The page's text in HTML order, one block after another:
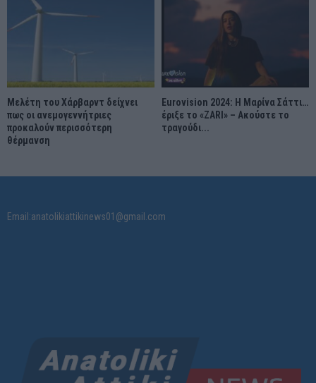
Μελέτη του Χάρβαρντ δείχνει
πως οι ανεμογεννήτριες
προκαλούν περισσότερη
θέρμανση
Eurovision 2024: Η Μαρίνα Σάττι…
έριξε το «ZARI» – Ακούστε το
τραγούδι...
Email:anatolikiattikinews01@gmail.com